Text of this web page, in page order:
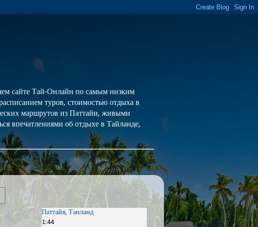
сайте Тай-Онлайн по самым низким
туров, стоимостью отдыха в
маршрутов из Паттайи, живыми
впечатлениями об отдыхе в Тайланде,
Паттайя, Таиланд
1:44